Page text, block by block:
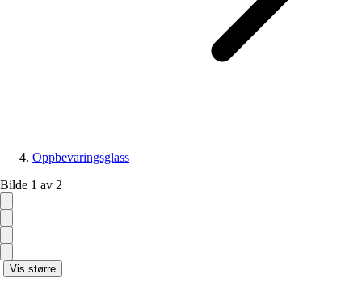
Oppbevaringsglass
Bilde 1 av 2
Vis større